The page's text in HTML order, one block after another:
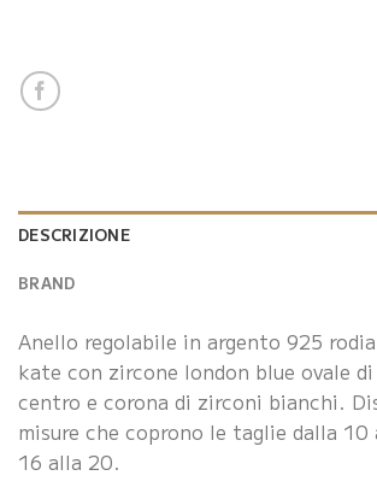
DESCRIZIONE
BRAND
Anello regolabile in argento 925
kate con zircone london blue ovale
centro e corona di zirconi bianchi.
misure che coprono le taglie dalla 10
16 alla 20.